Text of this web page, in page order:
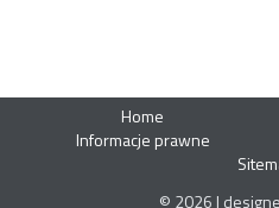
Home
Informacje prawne
© 2026 |